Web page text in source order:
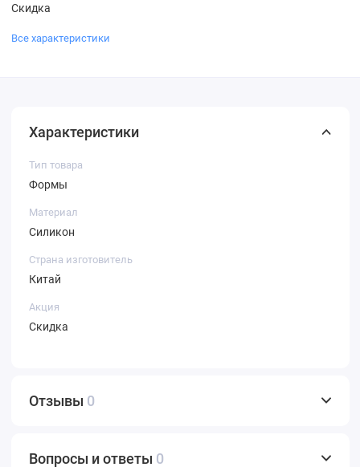
Скидка
Все характеристики
Характеристики
Тип товара
Формы
Материал
Силикон
Страна изготовитель
Китай
Акция
Скидка
Отзывы 0
Вопросы и ответы 0